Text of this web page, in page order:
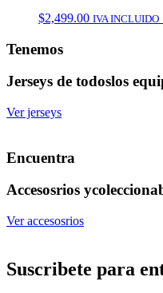
$2,499.00 IVA INCLUIDO
Tenemos
Jerseys de todoslos
Ver jerseys
Encuentra
Accesosrios y
Ver accesosrios
Suscribete para